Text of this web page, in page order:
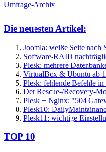
Umfrage-Archiv
Die neuesten Artikel:
Joomla: weiße Seite nach
Software-RAID
Plesk: mehrere
VirtualBox & Ubuntu ab
Plesk: fehlende Befehle
Der Rescue-/Recovery-
Plesk + Nginx: "504
Plesk10:
Plesk11: wichtige
TOP 10